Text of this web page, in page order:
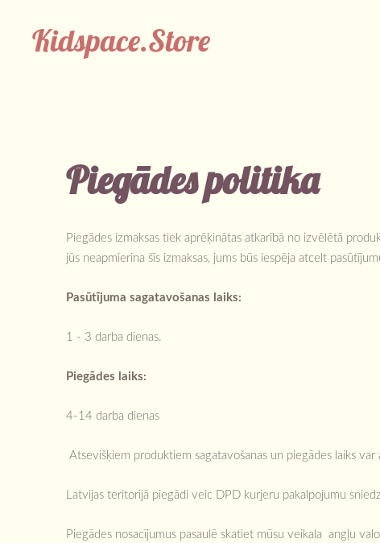
Kidspace.Store
Piegādes politika
Piegādes izmaksas tiek aprēķinātas atkarībā no izvēlētā
jūs neapmierina šīs izmaksas, jums būs iespēja atcelt
Pasūtījuma sagatavošanas laiks:
1 - 3 darba dienas.
Piegādes laiks:
4-14 darba dienas
Atsevišķiem produktiem sagatavošanas un piegādes laiks
Latvijas teritorijā piegādi veic DPD kurjeru pakalpojumu
Piegādes nosacījumus pasaulē skatiet mūsu veikala angļu